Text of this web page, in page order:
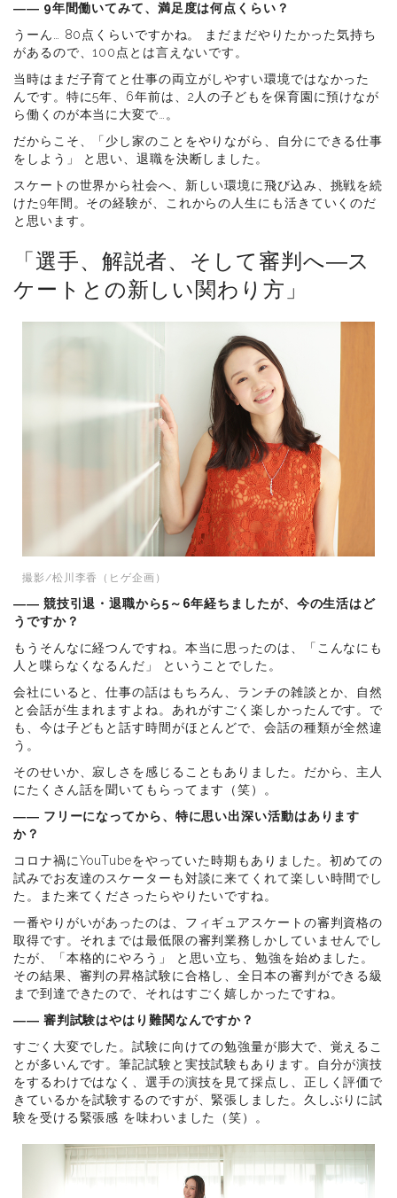
―― 9年間働いてみて、満足度は何点くらい？
うーん… 80点くらいですかね。 まだまだやりたかった気持ち
があるので、100点とは言えないです。
当時はまだ子育てと仕事の両立がしやすい環境ではなかった
んです。特に5年、6年前は、2人の子どもを保育園に預けなが
ら働くのが本当に大変で…。
だからこそ、「少し家のことをやりながら、自分にできる仕事
をしよう」 と思い、退職を決断しました。
スケートの世界から社会へ、新しい環境に飛び込み、挑戦を続
けた9年間。その経験が、これからの人生にも活きていくのだ
と思います。
「選手、解説者、そして審判へ―ス
ケートとの新しい関わり方」
撮影/松川李香（ヒゲ企画）
―― 競技引退・退職から5～6年経ちましたが、今の生活はど
うですか？
もうそんなに経つんですね。本当に思ったのは、「こんなにも
人と喋らなくなるんだ」 ということでした。
会社にいると、仕事の話はもちろん、ランチの雑談とか、自然
と会話が生まれますよね。あれがすごく楽しかったんです。で
も、今は子どもと話す時間がほとんどで、会話の種類が全然違
う。
そのせいか、寂しさを感じることもありました。だから、主人
にたくさん話を聞いてもらってます（笑）。
―― フリーになってから、特に思い出深い活動はあります
か？
コロナ禍にYouTubeをやっていた時期もありました。初めての
試みでお友達のスケーターも対談に来てくれて楽しい時間でし
た。また来てくださったらやりたいですね。
一番やりがいがあったのは、フィギュアスケートの審判資格の
取得です。それまでは最低限の審判業務しかしていませんでし
たが、「本格的にやろう」 と思い立ち、勉強を始めました。
その結果、審判の昇格試験に合格し、全日本の審判ができる級
まで到達できたので、それはすごく嬉しかったですね。
―― 審判試験はやはり難関なんですか？
すごく大変でした。試験に向けての勉強量が膨大で、覚えるこ
とが多いんです。筆記試験と実技試験もあります。自分が演技
をするわけではなく、選手の演技を見て採点し、正しく評価で
きているかを試験するのですが、緊張しました。久しぶりに試
験を受ける緊張感 を味わいました（笑）。